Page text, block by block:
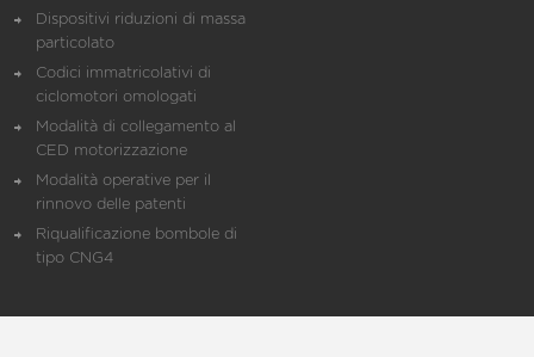
Dispositivi riduzioni di massa
particolato
Codici immatricolativi di
ciclomotori omologati
Modalità di collegamento al
CED motorizzazione
Modalità operative per il
rinnovo delle patenti
Riqualificazione bombole di
tipo CNG4